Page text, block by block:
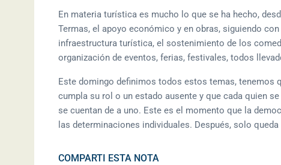
En materia turística es mucho lo que se ha hecho,
Termas, el apoyo económico y en obras, siguiendo
infraestructura turística, el sostenimiento de los
organización de eventos, ferias, festivales, todos
Este domingo definimos todos estos temas, tenemos
cumpla su rol o un estado ausente y que cada quien
se cuentan de a uno. Este es el momento que la
las determinaciones individuales. Después, solo queda
COMPARTI ESTA NOTA